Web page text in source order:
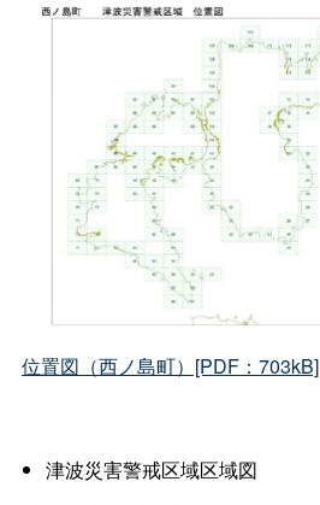
位置図（西ノ島町）[PDF：703kB]
津波災害警戒区域区域図